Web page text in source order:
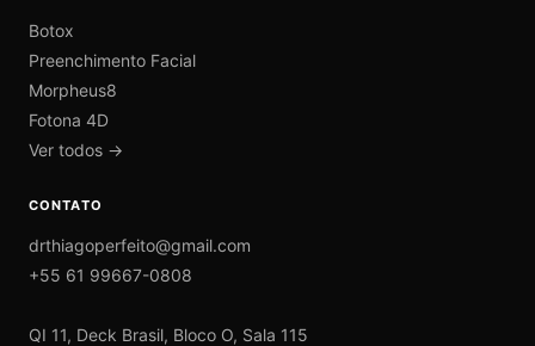
Botox
Preenchimento Facial
Morpheus8
Fotona 4D
Ver todos →
CONTATO
drthiagoperfeito@gmail.com
+55 61 99667-0808
QI 11, Deck Brasil, Bloco O, Sala 115